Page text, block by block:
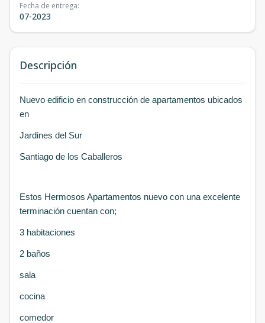
Fecha de entrega:
07-2023
Descripción
Nuevo edificio en construcción de apartamentos ubicados
en
Jardines del Sur
Santiago de los Caballeros
Estos Hermosos Apartamentos nuevo con una excelente
terminación cuentan con;
3 habitaciones
2 baños
sala
cocina
comedor